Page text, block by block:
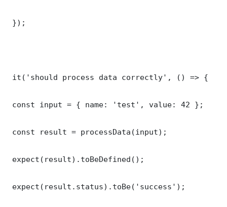
});
it('should process data correctly', () => {
const input = { name: 'test', value: 42 };
const result = processData(input);
expect(result).toBeDefined();
expect(result.status).toBe('success');